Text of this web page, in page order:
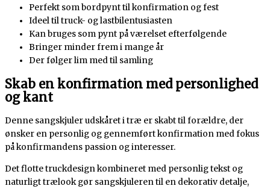
Perfekt som bordpynt til konfirmation og fest
Ideel til truck- og lastbilentusiasten
Kan bruges som pynt på værelset efterfølgende
Bringer minder frem i mange år
Der følger lim med til samling
Skab en konfirmation med personlighed
og kant
Denne sangskjuler udskåret i træ er skabt til forældre, der
ønsker en personlig og gennemført konfirmation med fokus
på konfirmandens passion og interesser.
Det flotte truckdesign kombineret med personlig tekst og
naturligt trælook gør sangskjuleren til en dekorativ detalje,